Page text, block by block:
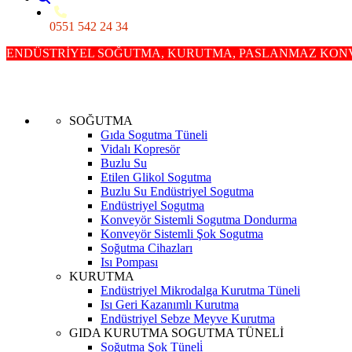
0551 542 24 34
ENDÜSTRİYEL SOĞUTMA, KURUTMA, PASLANMAZ
SOĞUTMA
Gıda Sogutma Tüneli
Vidalı Kopresör
Buzlu Su
Etilen Glikol Sogutma
Buzlu Su Endüstriyel Sogutma
Endüstriyel Sogutma
Konveyör Sistemli Sogutma Dondurma
Konveyör Sistemli Şok Sogutma
Soğutma Cihazları
Isı Pompası
KURUTMA
Endüstriyel Mikrodalga Kurutma Tüneli
Isı Geri Kazanımlı Kurutma
Endüstriyel Sebze Meyve Kurutma
GIDA KURUTMA SOGUTMA TÜNELİ
Soğutma Şok Tüneli̇